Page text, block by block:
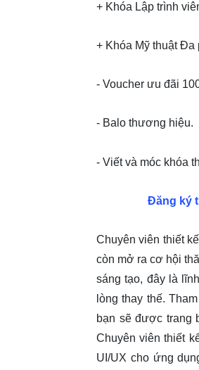
+ Khóa Lập trình
+ Khóa Mỹ thuật Đa
- Voucher ưu đãi
- Balo thương hiệu.
- Viết và móc khóa
Đăng ký
Chuyên viên thiết
còn mở ra cơ hội
sáng tạo, đây là
lòng thay thế.
bạn sẽ được trang
Chuyên viên thiết
UI/UX cho ứng